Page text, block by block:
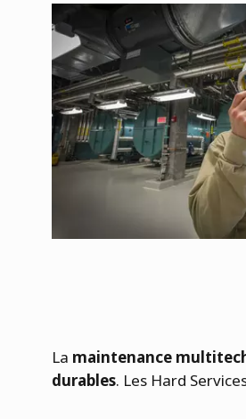
La maintenance
durables. Les Hard